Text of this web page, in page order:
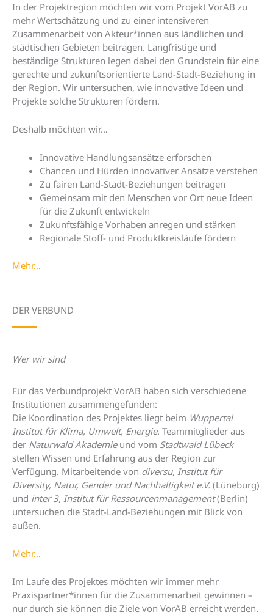
In der Projektregion möchten wir vom Projekt VorAB zu
mehr Wertschätzung und zu einer intensiveren
Zusammenarbeit von Akteur*innen aus ländlichen und
städtischen Gebieten beitragen. Langfristige und
beständige Strukturen legen dabei den Grundstein für eine
gerechte und zukunftsorientierte Land-Stadt-Beziehung in
der Region. Wir untersuchen, wie innovative Ideen und
Projekte solche Strukturen fördern.
Deshalb möchten wir…
Innovative Handlungsansätze erforschen
Chancen und Hürden innovativer Ansätze verstehen
Zu fairen Land-Stadt-Beziehungen beitragen
Gemeinsam mit den Menschen vor Ort neue Ideen
für die Zukunft entwickeln
Zukunftsfähige Vorhaben anregen und stärken
Regionale Stoff- und Produktkreisläufe fördern
Mehr…
DER VERBUND
Wer wir sind
Für das Verbundprojekt VorAB haben sich verschiedene
Institutionen zusammengefunden:
Die Koordination des Projektes liegt beim Wuppertal
Institut für Klima, Umwelt, Energie. Teammitglieder aus
der Naturwald Akademie und vom Stadtwald Lübeck
stellen Wissen und Erfahrung aus der Region zur
Verfügung. Mitarbeitende von diversu, Institut für
Diversity, Natur, Gender und Nachhaltigkeit e.V. (Lüneburg)
und inter 3, Institut für Ressourcenmanagement(Berlin)
untersuchen die Stadt-Land-Beziehungen mit Blick von
außen.
Mehr…
Im Laufe des Projektes möchten wir immer mehr
Praxispartner*innen für die Zusammenarbeit gewinnen –
nur durch sie können die Ziele von VorAB erreicht werden.